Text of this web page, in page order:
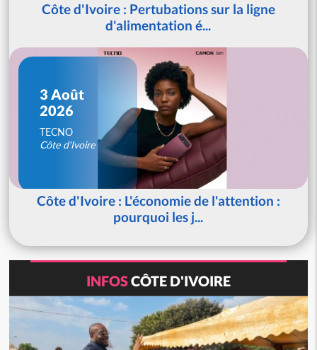
Côte d'Ivoire : Pertubations sur la ligne
d'alimentation é...
3 Août
2026
TECNO
Côte d'Ivoire
Côte d'Ivoire : L'économie de l'attention :
pourquoi les j...
INFOSCÔTE D'IVOIRE